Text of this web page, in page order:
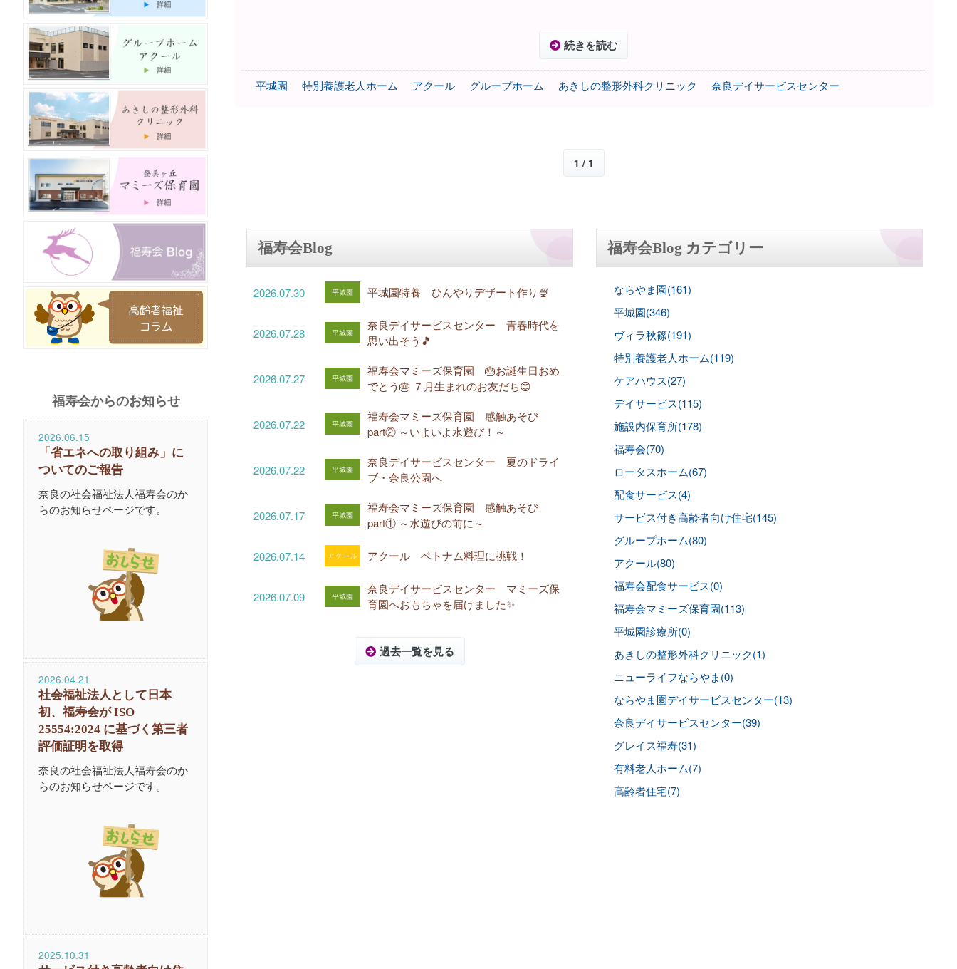
続きを読む
平城園 特別養護老人ホーム アクール グループホーム あきしの整形外科クリニック 奈良デイサービスセンター
1 / 1
福寿会Blog
2026.07.30 平城園特養 ひんやりデザート作り🍨
2026.07.28
奈良デイサービスセンター 青春時代を
思い出そう🎵
2026.07.27
福寿会マミーズ保育園 🎂お誕生日おめ
でとう🎂 ７月生まれのお友だち😊
2026.07.22
福寿会マミーズ保育園 感触あそび
part② ～いよいよ水遊び！～
2026.07.22
奈良デイサービスセンター 夏のドライ
ブ・奈良公園へ
2026.07.17
福寿会マミーズ保育園 感触あそび
part① ～水遊びの前に～
2026.07.14 アクール ベトナム料理に挑戦！
2026.07.09
奈良デイサービスセンター マミーズ保
育園へおもちゃを届けました✨
過去一覧を見る
福寿会Blog カテゴリー
ならやま園(161)
平城園(346)
ヴィラ秋篠(191)
特別養護老人ホーム(119)
ケアハウス(27)
デイサービス(115)
施設内保育所(178)
福寿会(70)
ロータスホーム(67)
配食サービス(4)
サービス付き高齢者向け住宅(145)
グループホーム(80)
アクール(80)
福寿会配食サービス(0)
福寿会マミーズ保育園(113)
平城園診療所(0)
あきしの整形外科クリニック(1)
ニューライフならやま(0)
ならやま園デイサービスセンター(13)
奈良デイサービスセンター(39)
グレイス福寿(31)
有料老人ホーム(7)
高齢者住宅(7)
福寿会からのお知らせ
2026.06.15
「省エネへの取り組み」に
ついてのご報告
奈良の社会福祉法人福寿会のか
らのお知らせページです。
2026.04.21
社会福祉法人として日本
初、福寿会が ISO
25554:2024 に基づく第三者
評価証明を取得
奈良の社会福祉法人福寿会のか
らのお知らせページです。
2025.10.31